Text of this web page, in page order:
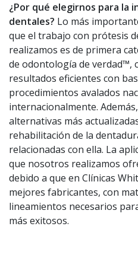
¿Por qué elegirnos para la
dentales? Lo más
que el trabajo con prótesis
realizamos es de primera
de odontología de verdad™,
resultados eficientes con
procedimientos avalados
internacionalmente.
alternativas más
rehabilitación de la
relacionadas con ella. La
que nosotros realizamos
debido a que en Clínicas
mejores fabricantes, con
lineamientos necesarios
más exitosos.